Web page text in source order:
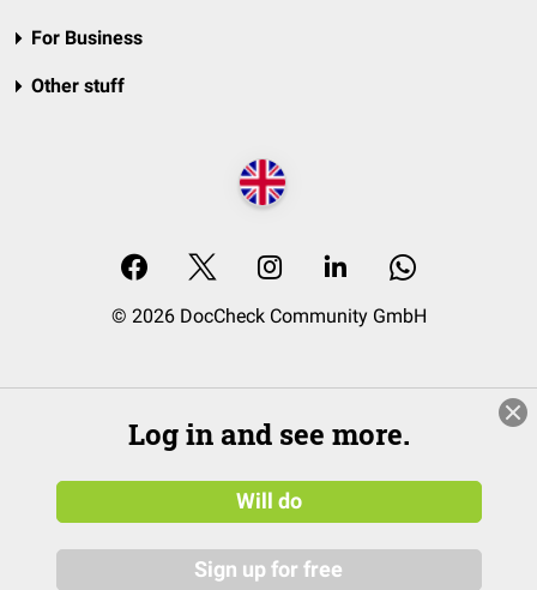
For Business
Other stuff
© 2026 DocCheck Community GmbH
Log in and see more.
Will do
Sign up for free